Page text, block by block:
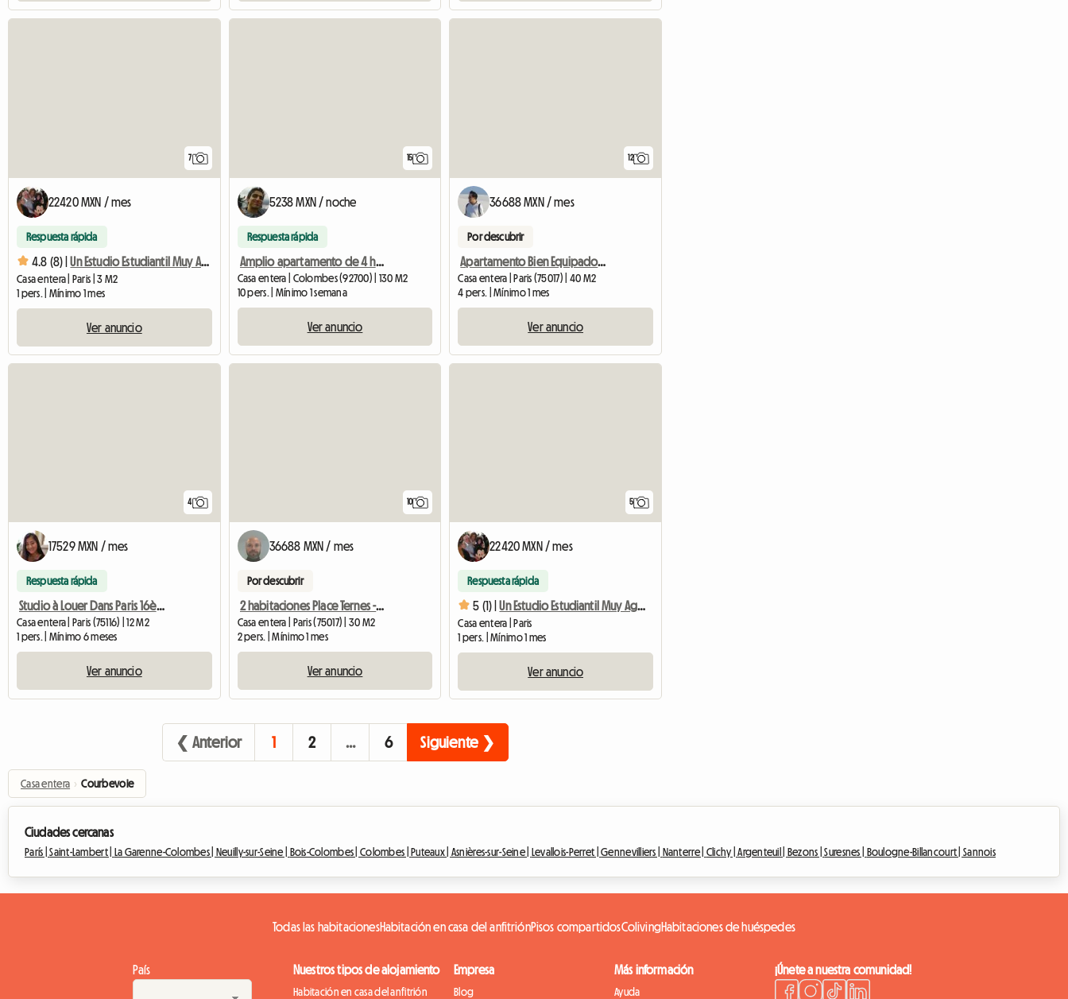
7
22420 MXN / mes
Respuesta rápida
4.8 (8) | Un Estudio Estudiantil Muy Agradable En Arc Arc De Triomphe Etoile
Casa entera | Paris | 3 M2
1 pers. | Mínimo 1 mes
Ver anuncio
15
5238 MXN / noche
Respuesta rápida
Amplio apartamento de 4 habitaciones a 14 minutos de Saint Lazare.
Casa entera | Colombes (92700) | 130 M2
10 pers. | Mínimo 1 semana
Ver anuncio
12
36688 MXN / mes
Por descubrir
Apartamento Bien Equipado De 2 Habitaciones Avenue Des Ternes
Casa entera | Paris (75017) | 40 M2
4 pers. | Mínimo 1 mes
Ver anuncio
4
17529 MXN / mes
Respuesta rápida
Studio à Louer Dans Paris 16ème
Casa entera | Paris (75116) | 12 M2
1 pers. | Mínimo 6 meses
Ver anuncio
10
36688 MXN / mes
Por descubrir
2 habitaciones Place Ternes - Campos Elíseos
Casa entera | Paris (75017) | 30 M2
2 pers. | Mínimo 1 mes
Ver anuncio
5
22420 MXN / mes
Respuesta rápida
5 (1) | Un Estudio Estudiantil Muy Agradable En Arc Arc De Triomphe Etoile
Casa entera | Paris
1 pers. | Mínimo 1 mes
Ver anuncio
❮ Anterior 1 2 … 6 Siguiente ❯
Casa entera › Courbevoie
Ciudades cercanas
París |Saint-Lambert | La Garenne-Colombes | Neuilly-sur-Seine | Bois-Colombes | Colombes |Puteaux | Asnières-sur-Seine | Levallois-Perret |Gennevilliers | Nanterre | Clichy |Argenteuil | Bezons |Suresnes | Boulogne-Billancourt | Sannois
Todas las habitacionesHabitación en casa del anfitriónPisos compartidosColivingHabitaciones de huéspedes
País Nuestros tipos de alojamiento
Habitación en casa del anfitrión
Empresa
Blog
Más información
Ayuda
¡Únete a nuestra comunidad!